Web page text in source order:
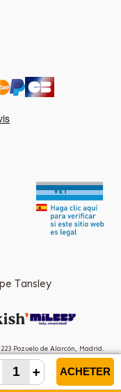
+ ACHETER
Tansley
Pozuelo de Alarcón, Madrid.